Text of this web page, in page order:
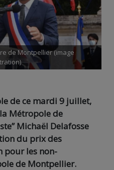
de Montpellier (image
de ce mardi 9 juillet,
Métropole de
Michaël Delafosse
du prix des
pour les non-
de Montpellier.